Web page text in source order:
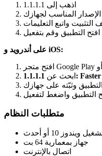
اذهب إلى 1.1.1.1
المناسب لجهازك
واتبع التعليمات
على أندرويد و iOS:
ابحث عن 1.1.1.1:
وثبّته على جهازك
متطلبات النظام
ويندوز 10 أو أحدث
جهاز بمعمارية 64 بت
اتصال بالإنترنت